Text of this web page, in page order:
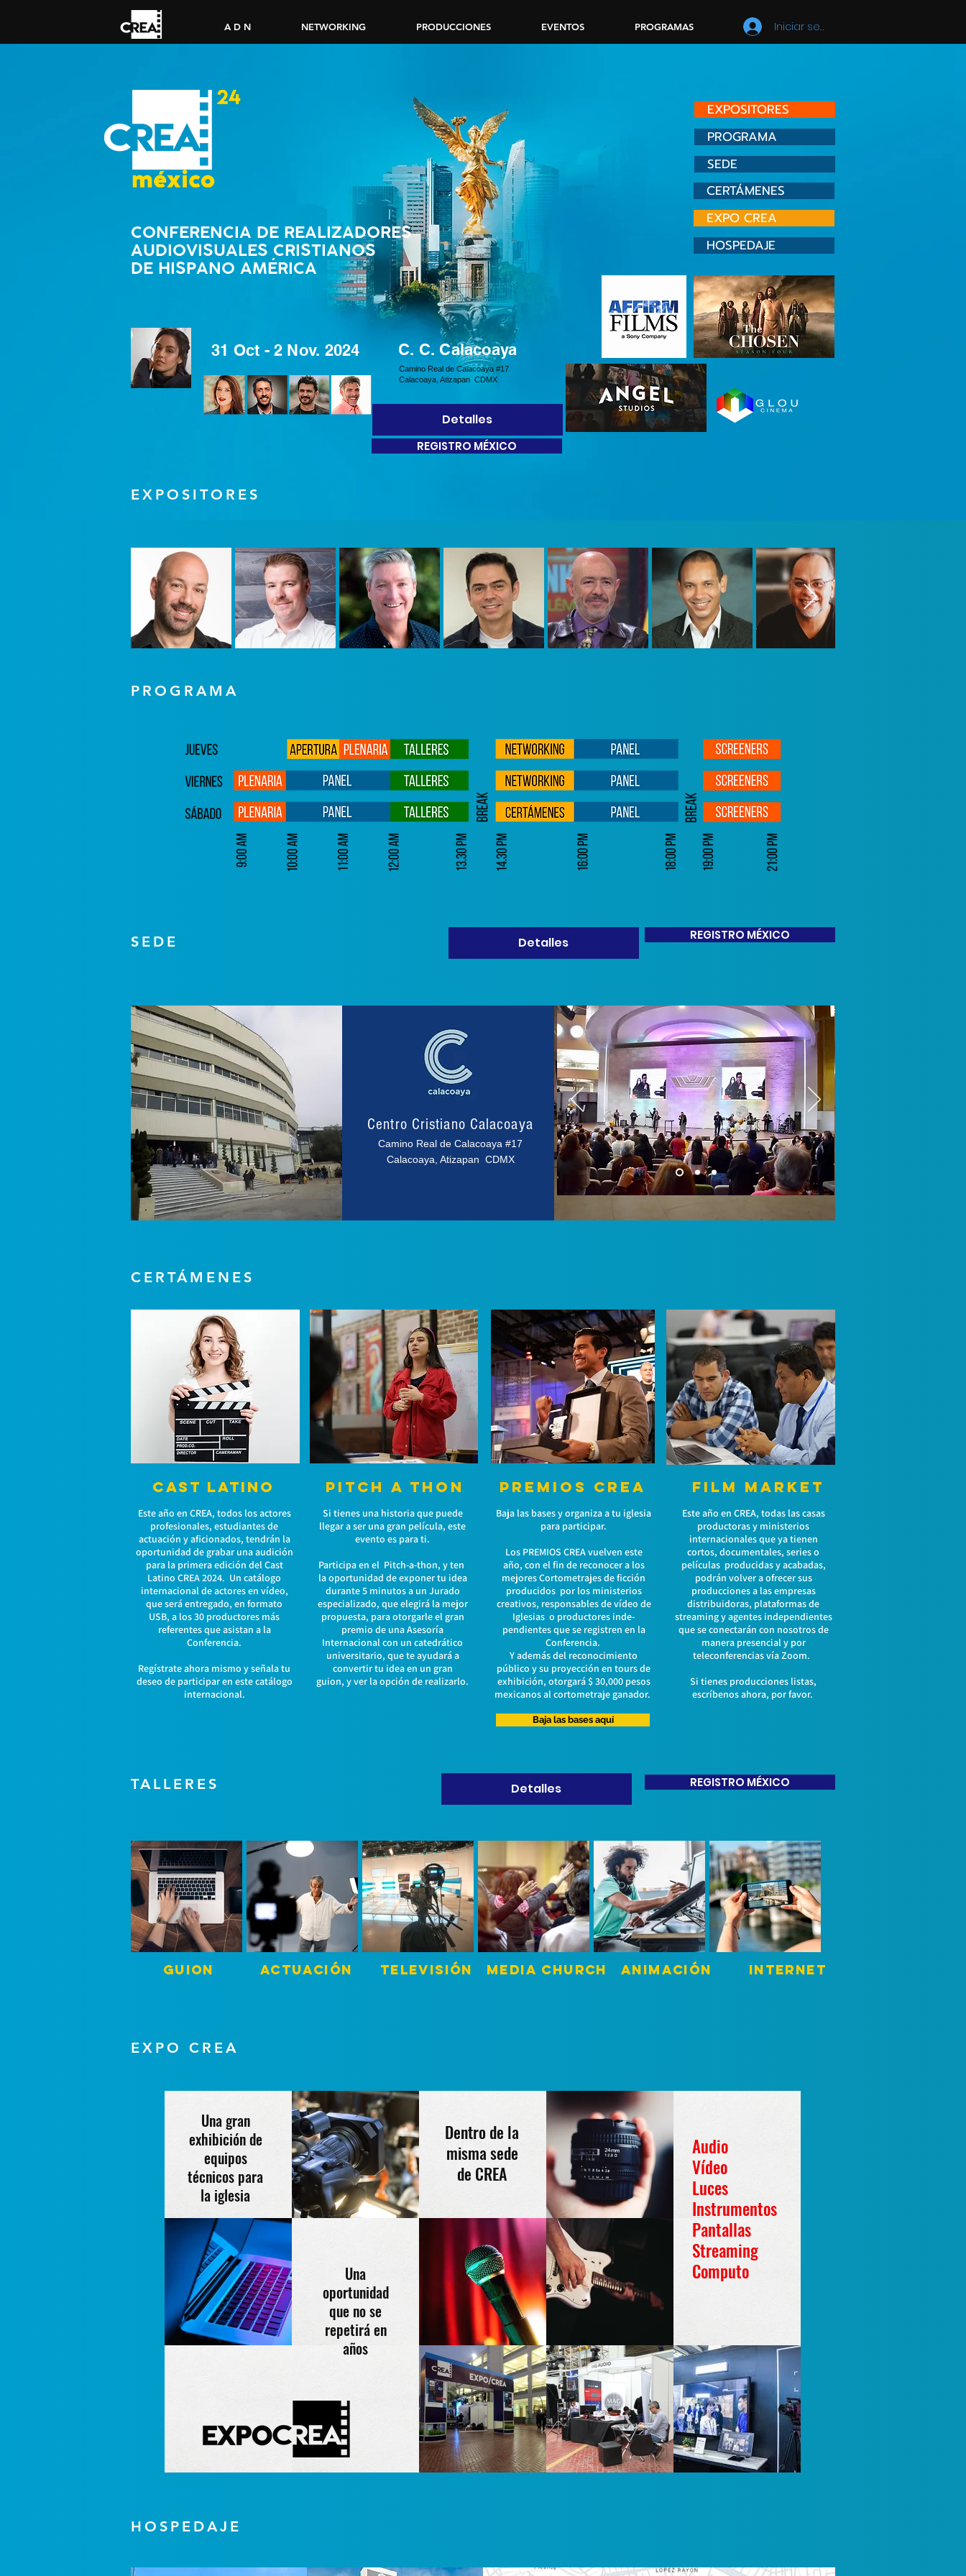
A D N NETWORKING PRODUCCIONES EVENTOS PROGRAMAS Iniciar sesión
EXPOSITORES
PROGRAMA
SEDE
CERTÁMENES
CONFERENCIA DE REALIZADORES
AUDIOVISUALES CRISTIANOS
DE HISPANO AMÉRICA
31 Oct - 2 Nov. 2024
Camino Real de Calacoaya #17
Calacoaya, Atizapan CDMX
C. C. Calacoaya
EXPO CREA
HOSPEDAJE
Detalles
REGISTRO MÉXICO
EXPOSITORES
PROGRAMA
SEDE Detalles REGISTRO MÉXICO
Centro Cristiano Calacoaya
Camino Real de Calacoaya #17
Calacoaya, Atizapan CDMX
CERTÁMENES
CAST LATINO
Este año en CREA, todos los actores
profesionales, estudiantes de
actuación y aficionados, tendrán la
oportunidad de grabar una audición
para la primera edición del Cast
Latino CREA 2024. Un catálogo
internacional de actores en vídeo,
que será entregado, en formato
USB, a los 30 productores más
referentes que asistan a la
Conferencia.
Regístrate ahora mismo y señala tu
deseo de participar en este catálogo
internacional.
PITCH A THON
Si tienes una historia que puede
llegar a ser una gran película, este
evento es para ti.
Participa en el Pitch-a-thon, y ten
la oportunidad de exponer tu idea
durante 5 minutos a un Jurado
especializado, que elegirá la mejor
propuesta, para otorgarle el gran
premio de una Asesoría
Internacional con un catedrático
universitario, que te ayudará a
convertir tu idea en un gran
guion, y ver la opción de realizarlo.
PREMIOS CREA
Baja las bases y organiza a tu iglesia
para participar.
Los PREMIOS CREA vuelven este
año, con el fin de reconocer a los
mejores Cortometrajes de ficción
producidos por los ministerios
creativos, responsables de vídeo de
Iglesias o productores inde-
pendientes que se registren en la
Conferencia.
Y además del reconocimiento
público y su proyección en tours de
exhibición, otorgará $ 30,000 pesos
mexicanos al cortometraje ganador.
Baja las bases aquí
FILM MARKET
Este año en CREA, todas las casas
productoras y ministerios
internacionales que ya tienen
cortos, documentales, series o
películas producidas y acabadas,
podrán volver a ofrecer sus
producciones a las empresas
distribuidoras, plataformas de
streaming y agentes independientes
que se conectarán con nosotros de
manera presencial y por
teleconferencias vía Zoom.
Si tienes producciones listas,
escríbenos ahora, por favor.
TALLERES Detalles REGISTRO MÉXICO
GUION ACTUACIÓN TELEVISIÓN MEDIA CHURCH ANIMACIÓN INTERNET
EXPO CREA
Una gran
exhibición de
equipos
técnicos para
la iglesia
Dentro de la
misma sede
de CREA
Una
oportunidad
que no se
repetirá en
años
Audio
Vídeo
Luces
Instrumentos
Pantallas
Streaming
Computo
HOSPEDAJE